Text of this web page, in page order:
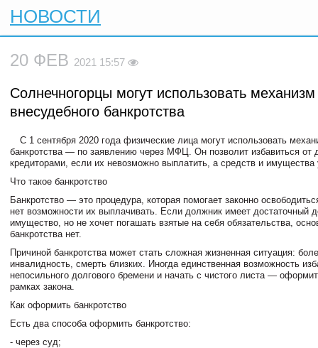
НОВОСТИ
20 ФЕВ 2021 15:57
Солнечногорцы могут использовать механизм
внесудебного банкротства
С 1 сентября 2020 года физические лица могут использовать
банкротства — по заявлению через МФЦ. Он позволит избавиться от
кредиторами, если их невозможно выплатить, а средств и имущества
Что такое банкротство
Банкротство — это процедура, которая помогает законно
нет возможности их выплачивать. Если должник имеет достаточный
имущество, но не хочет погашать взятые на себя обязательства,
банкротства нет.
Причиной банкротства может стать сложная жизненная ситуация:
инвалидность, смерть близких. Иногда единственная возможность
непосильного долгового бремени и начать с чистого листа —
рамках закона.
Как оформить банкротство
Есть два способа оформить банкротство:
- через суд;